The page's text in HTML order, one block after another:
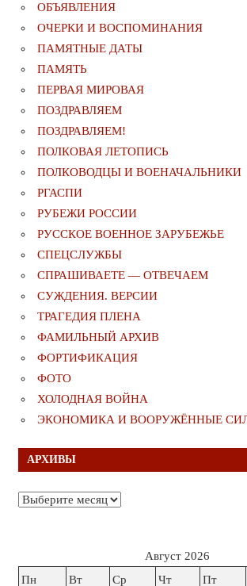
ОБЪЯВЛЕНИЯ
ОЧЕРКИ И ВОСПОМИНАНИЯ
ПАМЯТНЫЕ ДАТЫ
ПАМЯТЬ
ПЕРВАЯ МИРОВАЯ
ПОЗДРАВЛЯЕМ
ПОЗДРАВЛЯЕМ!
ПОЛКОВАЯ ЛЕТОПИСЬ
ПОЛКОВОДЦЫ И ВОЕНАЧАЛЬНИКИ
РГАСПИ
РУБЕЖИ РОССИИ
РУССКОЕ ВОЕННОЕ ЗАРУБЕЖЬЕ
СПЕЦСЛУЖБЫ
СПРАШИВАЕТЕ — ОТВЕЧАЕМ
СУЖДЕНИЯ. ВЕРСИИ
ТРАГЕДИЯ ПЛЕНА
ФАМИЛЬНЫЙ АРХИВ
ФОРТИФИКАЦИЯ
ФОТО
ХОЛОДНАЯ ВОЙНА
ЭКОНОМИКА И ВООРУЖЁННЫЕ
АРХИВЫ
Архивы
Август 2026
Пн
Вт Ср Чт Пт